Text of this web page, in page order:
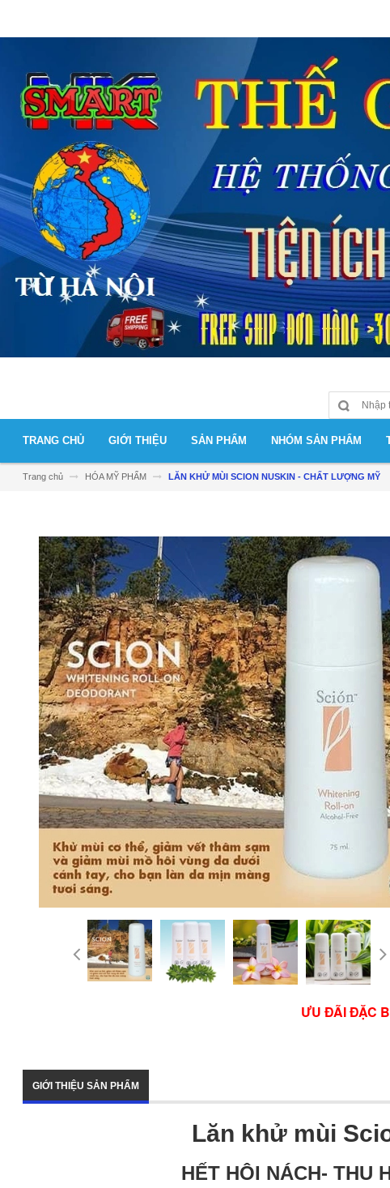
TRANG CHỦ GIỚI THIỆU SẢN PHẨM NHÓM SẢN PHẨM
Trang chủ HÓA MỸ PHẨM LĂN KHỬ MÙI SCION NUSKIN - CHẤT LƯỢNG MỸ
ƯU ĐÃI ĐẶC
GIỚI THIỆU SẢN PHẨM
Lăn khử mùi
HẾT HÔI NÁCH- THU